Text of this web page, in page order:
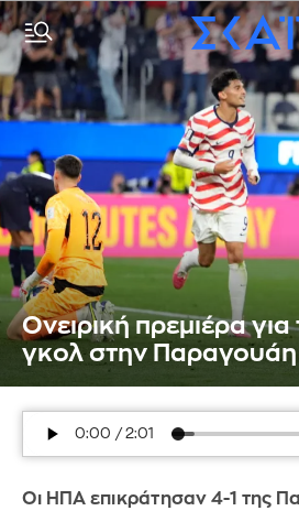
Ονειρική πρεμιέρα
γκολ στην Παραγουάη
Οι ΗΠΑ επικράτησαν 4-1 της